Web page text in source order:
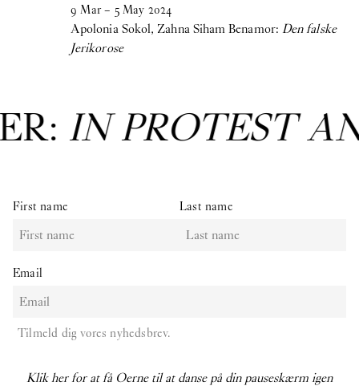
9 Mar – 5 May 2024
Apolonia Sokol, Zahna Siham Benamor: Den falske
Jerikorose
IN PROTEST
First name Last name
Email
Tilmeld dig vores nyhedsbrev.
Klik her for at få Oerne til at danse på din pauseskærm igen